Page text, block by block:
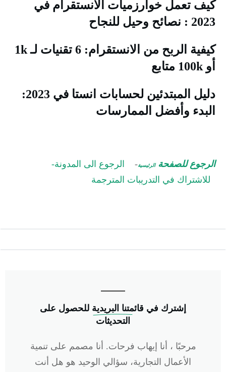
تعمل خوارزميات الانستقرام في
: نصائح وحيل للنجاح
كيفية الربح من الانستقرام: 6 تقنيات لـ 1k
دليل المبتدئين لحسابات انستا في 2023:
وأفضل الممارسات
للصفحةالرئيسية-الرجوع الى المدونة-
للاشتراك في التدريبات المترجمة
إشترك في قائمتنا البريديةللحصول على
التحديثات
مرحبًا ، أنا إيهاب فرحات. أنا مصمم على تنمية
الأعمال التجارية، سؤالي الوحيد هو هل أنت